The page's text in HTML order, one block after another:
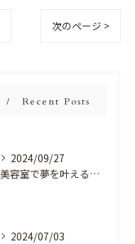
次のページ >
Recent Posts
2024/09/27
美容室で夢を叶える！自分を磨く新たなチャンス
2024/07/03